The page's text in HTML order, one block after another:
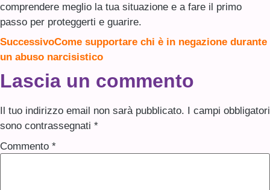
comprendere meglio la tua situazione e a fare il primo
passo per proteggerti e guarire.
SuccessivoCome supportare chi è in negazione durante
un abuso narcisistico
Lascia un commento
Il tuo indirizzo email non sarà pubblicato. I campi obbligatori
sono contrassegnati *
Commento *